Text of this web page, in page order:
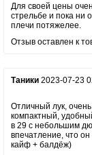
Для своей цены
стрельбе и пока ни
плечи потяжелее.
Отзыв оставлен к
Таники 2023-07-23
Отличный лук,
компактный,
в 29 с небольшим
впечатление, что
кайф + балдёж)